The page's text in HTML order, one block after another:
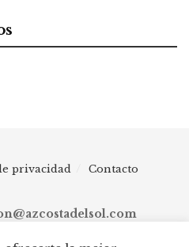
privacidad Contacto